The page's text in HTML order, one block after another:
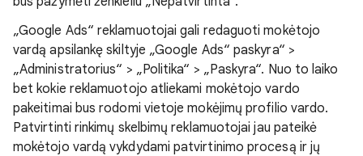
„Google Ads“ reklamuotojai gali redaguoti mokėtojo
vardą apsilankę skiltyje „Google Ads“ paskyra“ >
„Administratorius“ > „Politika“ > „Paskyra“. Nuo to laiko
bet kokie reklamuotojo atliekami mokėtojo vardo
pakeitimai bus rodomi vietoje mokėjimų profilio vardo.
Patvirtinti rinkimų skelbimų reklamuotojai jau pateikė
mokėtojo vardą vykdydami patvirtinimo procesą ir jų